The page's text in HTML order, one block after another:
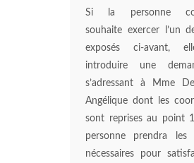
Si la personne
souhaite exercer l’un
exposés ci-avant,
introduire une
s’adressant à Mme
Angélique dont les
sont reprises au point
personne prendra les
nécessaires pour